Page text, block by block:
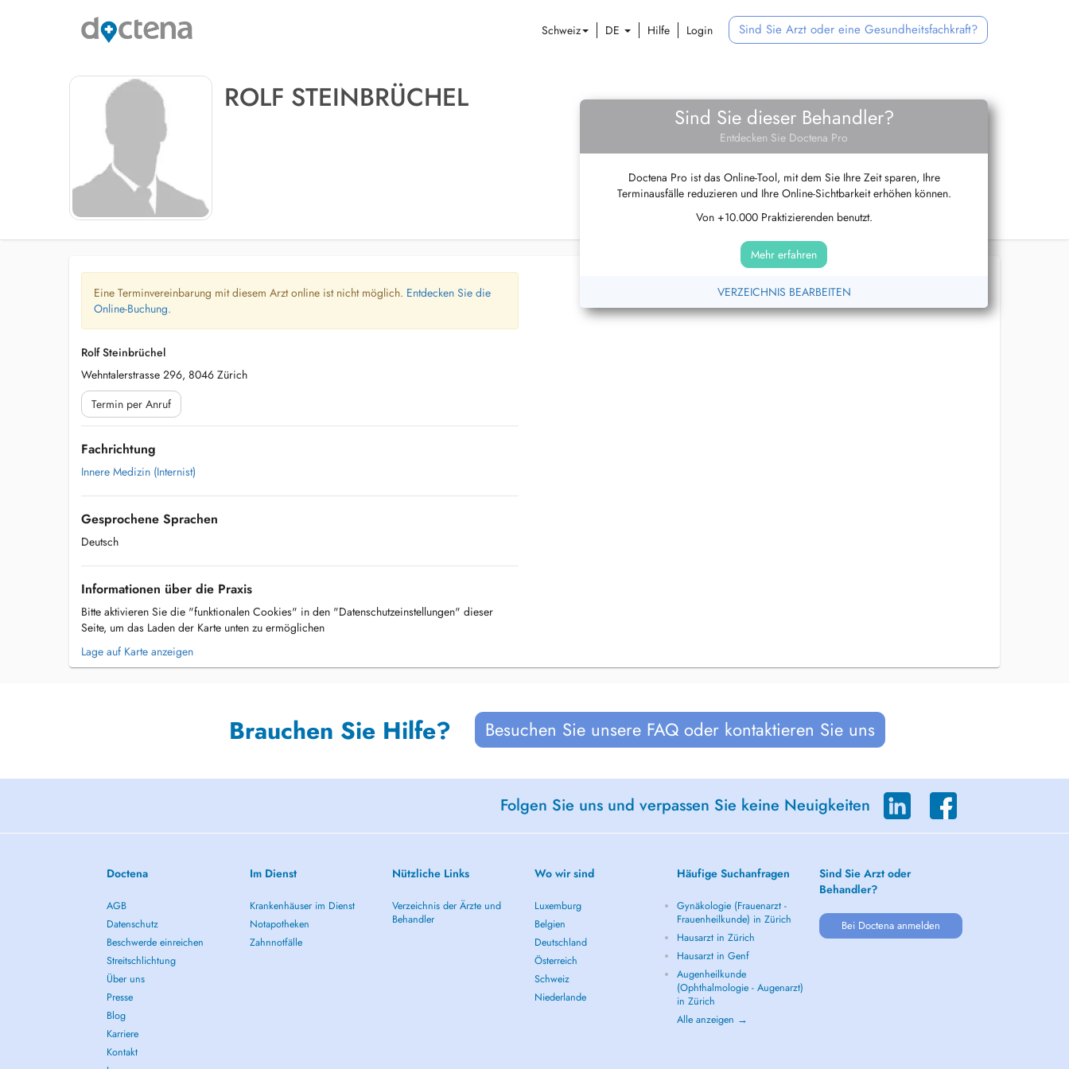
Schweiz DE Hilfe Login Sind Sie Arzt oder eine Gesundheitsfachkraft?
ROLF STEINBRÜCHEL
Sind Sie dieser Behandler?
Entdecken Sie Doctena Pro
Doctena Pro ist das Online-Tool, mit dem Sie Ihre Zeit sparen, Ihre
Terminausfälle reduzieren und Ihre Online-Sichtbarkeit erhöhen können.
Von +10.000 Praktizierenden benutzt.
Mehr erfahren
VERZEICHNIS BEARBEITEN
Eine Terminvereinbarung mit diesem Arzt online ist nicht möglich. Entdecken Sie die
Online-Buchung.
Rolf Steinbrüchel
Wehntalerstrasse 296, 8046 Zürich
Termin per Anruf
Fachrichtung
Innere Medizin (Internist)
Gesprochene Sprachen
Deutsch
Informationen über die Praxis
Bitte aktivieren Sie die "funktionalen Cookies" in den "Datenschutzeinstellungen" dieser
Seite, um das Laden der Karte unten zu ermöglichen
Lage auf Karte anzeigen
Brauchen Sie Hilfe? Besuchen Sie unsere FAQ oder kontaktieren Sie uns
Folgen Sie uns und verpassen Sie keine Neuigkeiten
Doctena
AGB
Datenschutz
Beschwerde einreichen
Streitschlichtung
Über uns
Presse
Blog
Karriere
Kontakt
Im Dienst
Krankenhäuser im Dienst
Notapotheken
Zahnnotfälle
Nützliche Links
Verzeichnis der Ärzte und
Behandler
Wo wir sind
Luxemburg
Belgien
Deutschland
Österreich
Schweiz
Niederlande
Häufige Suchanfragen
Gynäkologie (Frauenarzt -
Frauenheilkunde) in Zürich
Hausarzt in Zürich
Hausarzt in Genf
Augenheilkunde
(Ophthalmologie - Augenarzt)
in Zürich
Alle anzeigen →
Sind Sie Arzt oder
Behandler?
Bei Doctena anmelden